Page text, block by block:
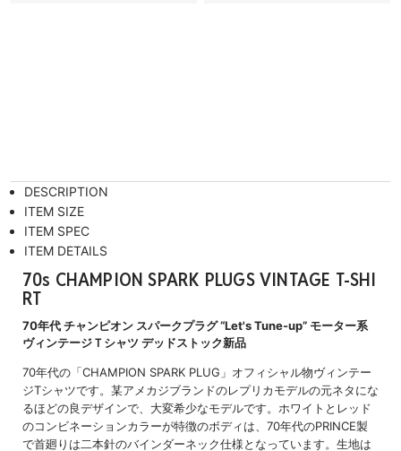
DESCRIPTION
ITEM SIZE
ITEM SPEC
ITEM DETAILS
70s CHAMPION SPARK PLUGS VINTAGE T-SHI
RT
70年代 チャンピオン スパークプラグ “Let's Tune-up” モーター系
ヴィンテージＴシャツ デッドストック新品
70年代の「CHAMPION SPARK PLUG」オフィシャル物ヴィンテー
ジTシャツです。某アメカジブランドのレプリカモデルの元ネタにな
るほどの良デザインで、大変希少なモデルです。ホワイトとレッド
のコンビネーションカラーが特徴のボディは、70年代のPRINCE製
で首廻りは二本針のバインダーネック仕様となっています。生地は